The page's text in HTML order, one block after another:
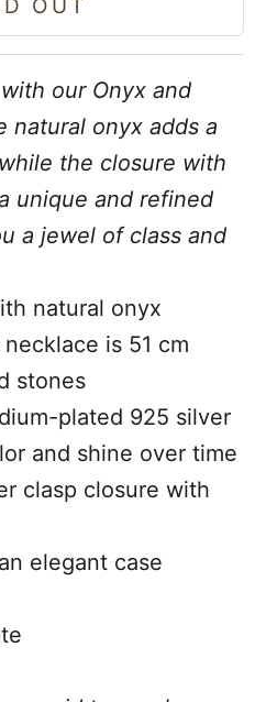
OUT
our Onyx and
natural onyx adds a
the closure with
unique and refined
a jewel of class and
natural onyx
is 51 cm
stones
plated 925 silver
and shine over time
clasp closure with
elegant case